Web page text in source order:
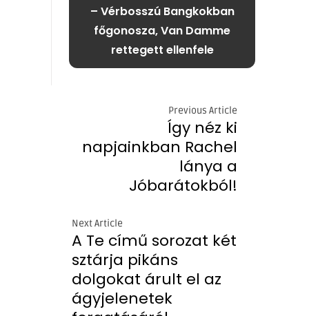
– Vérbosszú Bangkokban
főgonosza, Van Damme
rettegett ellenfele
Previous Article
Így néz ki
napjainkban Rachel
lánya a
Jóbarátokból!
Next Article
A Te című sorozat két
sztárja pikáns
dolgokat árult el az
ágyjelenetek